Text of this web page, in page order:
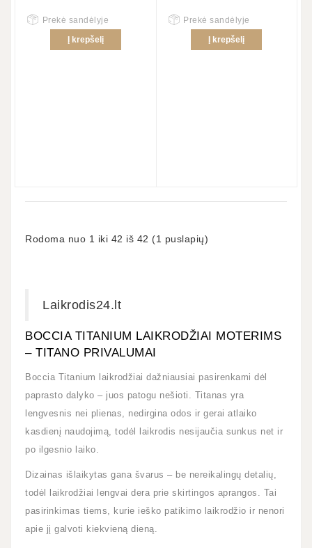
Prekė sandėlyje
Į krepšelį
Prekė sandėlyje
Į krepšelį
Rodoma nuo 1 iki 42 iš 42 (1 puslapių)
Laikrodis24.lt
BOCCIA TITANIUM LAIKRODŽIAI MOTERIMS
– TITANO PRIVALUMAI
Boccia Titanium laikrodžiai dažniausiai pasirenkami dėl
paprasto dalyko – juos patogu nešioti. Titanas yra
lengvesnis nei plienas, nedirgina odos ir gerai atlaiko
kasdienį naudojimą, todėl laikrodis nesijaučia sunkus net ir
po ilgesnio laiko.
Dizainas išlaikytas gana švarus – be nereikalingų detalių,
todėl laikrodžiai lengvai dera prie skirtingos aprangos. Tai
pasirinkimas tiems, kurie ieško patikimo laikrodžio ir nenori
apie jį galvoti kiekvieną dieną.